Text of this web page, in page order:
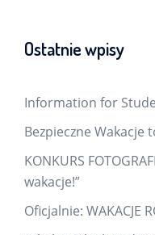
Ostatnie wpisy
Information for
Bezpieczne Wakacje
KONKURS
wakacje!”
Oficjalnie: WAKACJE